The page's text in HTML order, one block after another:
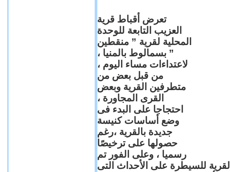
تعرض أقباط قرية
العزيب التابعة للوحدة
المحلية لقرية ” منقطين
” بسمالوط بالمنيا ،
لاعتداءات مساء اليوم ،
من قبل بعض من
متطرفين القرية وبعض
القرى المجاورة ،
احتجاجا على البدء فى
وضع أساسات كنيسة
جديدة بالقرية ،رغم
حصولها على ترخيصًا
رسميا ، وعلى الفور تم
للسيطرة على الأحداث التى